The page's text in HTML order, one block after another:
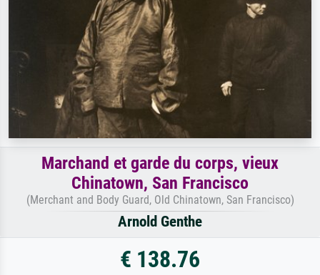
Marchand et garde du corps, vieux
Chinatown, San Francisco
(Merchant and Body Guard, Old Chinatown, San Francisco)
Arnold Genthe
€ 138.76